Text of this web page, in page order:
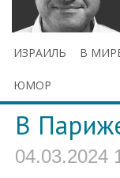
ИЗРАИЛЬ В
ЮМОР
В
04.03.2024